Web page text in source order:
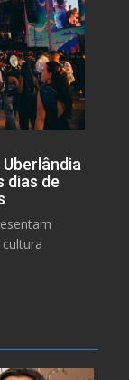
dias de